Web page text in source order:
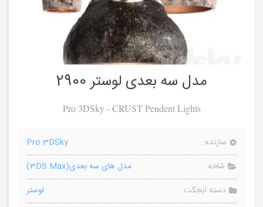
مدل سه بعدی لوستر 2900
Pro 3DSky - CRUST Pendent Lights
سازنده:
Pro 3DSky
شاخه:
مدل های سه بعدی(3DS Max)
دسته ابجکت:
لوستر